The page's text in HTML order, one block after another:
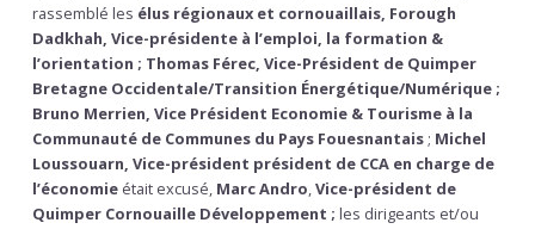
rassemblé les élus régionaux et cornouaillais, Forough
Dadkhah, Vice-présidente à l’emploi, la formation &
l’orientation ; Thomas Férec, Vice-Président de Quimper
Bretagne Occidentale/Transition Énergétique/Numérique ;
Bruno Merrien, Vice Président Economie & Tourisme à la
Communauté de Communes du Pays Fouesnantais ; Michel
Loussouarn, Vice-président président de CCA en charge de
l’économie était excusé, Marc Andro,Vice-président de
Quimper Cornouaille Développement ; les dirigeants et/ou